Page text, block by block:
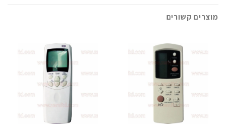
מוצרים קשורים